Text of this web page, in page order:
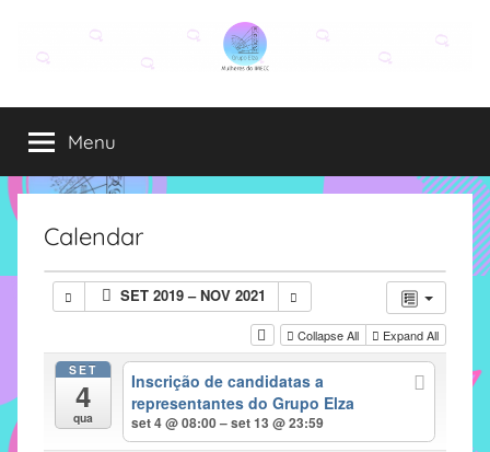
conteúdo
Grupo
Elza
Elza
é
formado
alunas,
funcionárias
IMECC
Menu
Calendar
SET 2019 – NOV 2021
Collapse All Expand All
SET
4
qua
Inscrição de candidatas a
representantes do Grupo Elza
set 4 @ 08:00 – set 13 @ 23:59